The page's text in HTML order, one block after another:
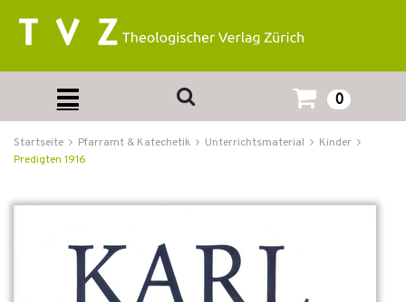
0
Startseite Pfarramt & Katechetik Unterrichtsmaterial
Kinder
Predigten 1916